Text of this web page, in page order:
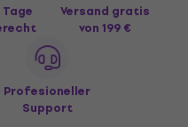
Versand gratis
von 199 €
Profesioneller
Support